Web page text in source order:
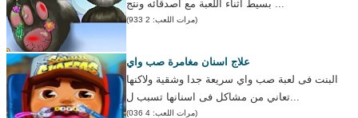
بسيط اثناء اللعبة مع اصدقائه ونتج ...
(مرات اللعب: 2 933)
علاج اسنان مغامرة صب واي
البنت فى لعبة صب واي سريعة جدا وشقية ولاكنها
تعاني من مشاكل فى اسنانها تسبب ل...
(مرات اللعب: 4 036)